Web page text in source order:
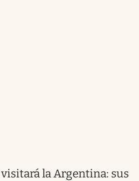
la Argentina: sus